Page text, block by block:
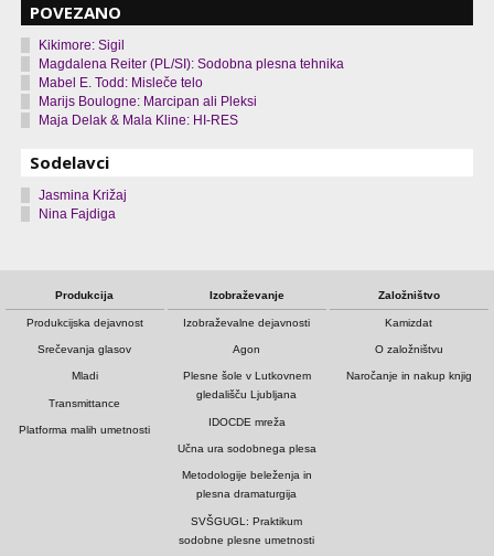
POVEZANO
Kikimore: Sigil
Magdalena Reiter (PL/SI): Sodobna plesna tehnika
Mabel E. Todd: Misleče telo
Marijs Boulogne: Marcipan ali Pleksi
Maja Delak & Mala Kline: HI-RES
Sodelavci
Jasmina Križaj
Nina Fajdiga
Produkcija
Produkcijska dejavnost
Srečevanja glasov
Mladi
Transmittance
Platforma malih umetnosti
Izobraževanje
Izobraževalne dejavnosti
Agon
Plesne šole v Lutkovnem
gledališču Ljubljana
IDOCDE mreža
Učna ura sodobnega plesa
Metodologije beleženja in
plesna dramaturgija
SVŠGUGL: Praktikum
sodobne plesne umetnosti
Založništvo
Kamizdat
O založništvu
Naročanje in nakup knjig